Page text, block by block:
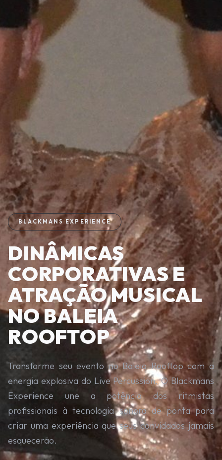
BLACKMANS EXPERIENCE
DINÂMICAS
CORPORATIVAS E
ATRAÇÃO MUSICAL
NO BALEIA
ROOFTOP
Transforme seu evento no Baleia Rooftop com a
energia explosiva do Live Percussion. O Blackmans
Experience une a potência dos ritmistas
profissionais à tecnologia sonora de ponta para
criar uma experiência que seus convidados jamais
esquecerão.